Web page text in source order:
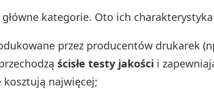
kategorie. Oto ich
przez producentów drukarek
ścisłe testy jakości i
kosztują najwięcej;